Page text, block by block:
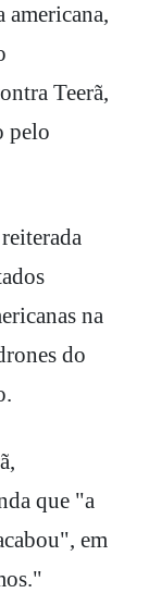
americana,
Teerã,
pelo
na
do
que "a
em